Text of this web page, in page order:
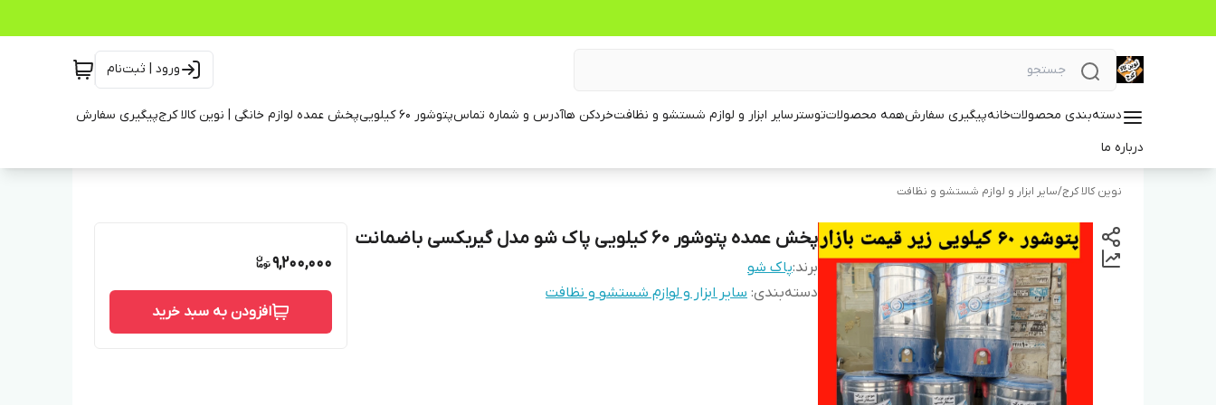
ورود | ثبت‌نام
دسته‌بندی محصولاتخانهپیگیری سفارشهمه محصولاتتوسترسایر ابزار و لوازم شستشو و نظافتخردکن هاآدرس و شماره تماسپتوشور ۶۰ کیلویی پخش عمده لوازم خانگی | نوین کالا کرجپیگیری سفارش
درباره ما
نوین کالا کرج/سایر ابزار و لوازم شستشو و نظافت
پخش عمده پتوشور ۶۰ کیلویی پاک شو مدل گیربکسی باضمانت
برند:پاک شو
دسته‌بندی: سایر ابزار و لوازم شستشو و نظافت
9,200,000
افزودن به سبد خرید